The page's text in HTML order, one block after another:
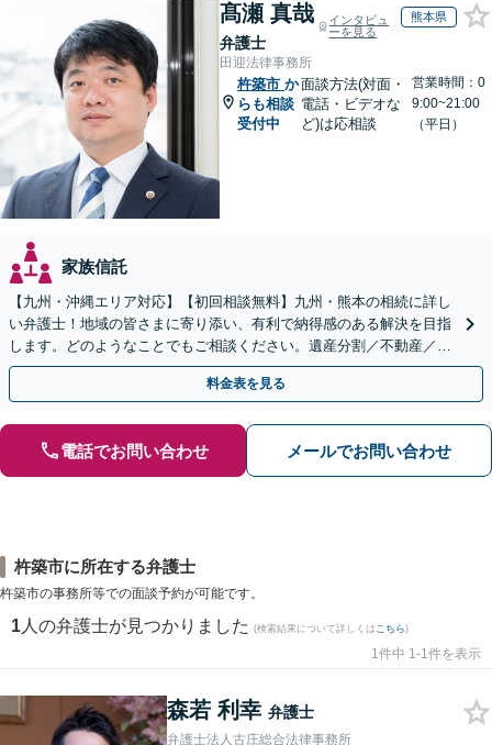
髙瀬 真哉
弁護士
インタビュ
ーを見る
熊本県
田迎法律事務所
杵築市 か
らも相談
受付中
面談方法(対面・
電話・ビデオな
ど)は応相談
営業時間：0
9:00~21:00
（平日）
家族信託
【九州・沖縄エリア対応】【初回相談無料】九州・熊本の相続に詳し
い弁護士！地域の皆さまに寄り添い、有利で納得感のある解決を目指
します。どのようなことでもご相談ください。遺産分割／不動産／遺
言書／使い込み／寄与分／遺留分／相続放棄【完全個室】
料金表を見る
電話でお問い合わせ メールでお問い合わせ
杵築市に所在する弁護士
杵築市の事務所等での面談予約が可能です。
1 人の弁護士が見つかりました (検索結果について詳しくは こちら)
1件中 1-1件を表示
森若 利幸 弁護士
弁護士法人古庄総合法律事務所